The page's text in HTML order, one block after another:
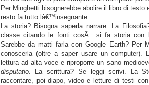
Per Minghetti bisognerebbe abolire il libro di
resto fa tutto lâ€™insegnante.
La storia? Bisogna saperla narrare. La
classe citando le fonti cosÃ¬ si fa storia con
Sarebbe da matti farla con Google Earth? Per
conoscerla (oltre a saper usare un computer).
lettura ad alta voce e riproporre un sano
disputatio. La scrittura? Se leggi scrivi. La
raccontare, poi diapo, video e letture di testi